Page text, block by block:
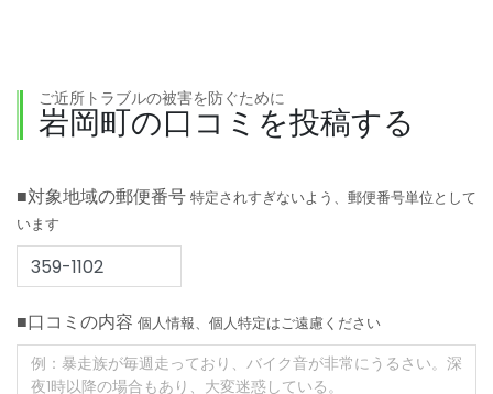
ご近所トラブルの被害を防ぐために
岩岡町の口コミを投稿する
■対象地域の郵便番号 特定されすぎないよう、郵便番号単位として
います
■口コミの内容 個人情報、個人特定はご遠慮ください